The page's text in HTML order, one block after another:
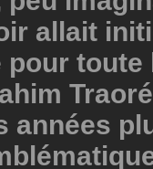
allait
toute
années